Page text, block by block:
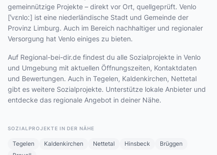
gemeinnützige Projekte – direkt vor Ort, quellgeprüft. Venlo
[ˈvɛnloː] ist eine niederländische Stadt und Gemeinde der
Provinz Limburg. Auch im Bereich nachhaltiger und regionaler
Versorgung hat Venlo einiges zu bieten.
Auf Regional-bei-dir.de findest du alle Sozialprojekte in Venlo
und Umgebung mit aktuellen Öffnungszeiten, Kontaktdaten
und Bewertungen. Auch in Tegelen, Kaldenkirchen, Nettetal
gibt es weitere Sozialprojekte. Unterstütze lokale Anbieter und
entdecke das regionale Angebot in deiner Nähe.
SOZIALPROJEKTE IN DER NÄHE
Tegelen Kaldenkirchen Nettetal Hinsbeck
Brüggen